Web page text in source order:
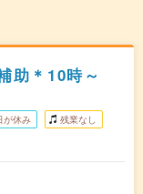
助＊10時～
が休み 残業なし